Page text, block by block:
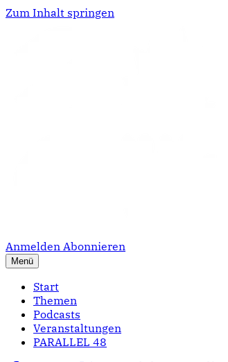
Zum Inhalt springen
Anmelden Abonnieren
Menü
Start
Themen
Podcasts
Veranstaltungen
PARALLEL 48